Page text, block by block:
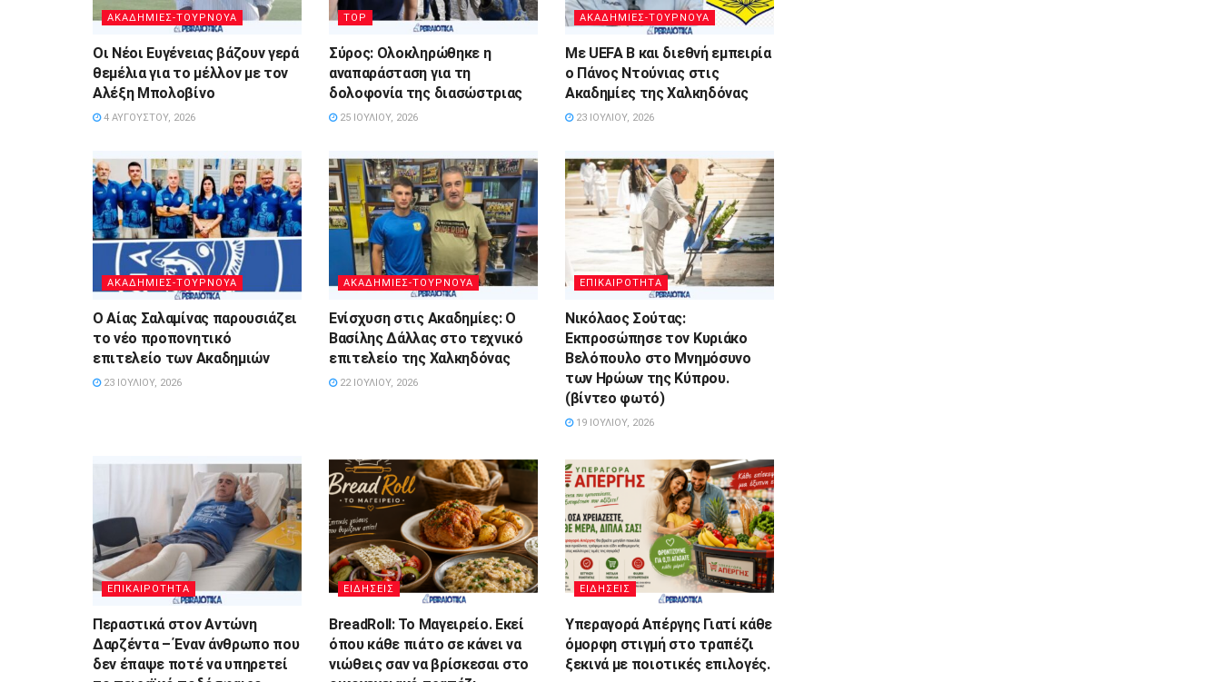
ΑΚΑΔΗΜΙΕΣ-ΤΟΥΡΝΟΥΑ
Οι Νέοι Ευγένειας βάζουν γερά
θεμέλια για το μέλλον με τον
Αλέξη Μπολοβίνο
4 ΑΥΓΟΎΣΤΟΥ, 2026
TOP
Σύρος: Ολοκληρώθηκε η
αναπαράσταση για τη
δολοφονία της διασώστριας
25 ΙΟΥΛΊΟΥ, 2026
ΑΚΑΔΗΜΙΕΣ-ΤΟΥΡΝΟΥΑ
Με UEFA B και διεθνή εμπειρία
ο Πάνος Ντούνιας στις
Ακαδημίες της Χαλκηδόνας
23 ΙΟΥΛΊΟΥ, 2026
ΑΚΑΔΗΜΙΕΣ-ΤΟΥΡΝΟΥΑ
Ο Αίας Σαλαμίνας παρουσιάζει
το νέο προπονητικό
επιτελείο των Ακαδημιών
23 ΙΟΥΛΊΟΥ, 2026
ΑΚΑΔΗΜΙΕΣ-ΤΟΥΡΝΟΥΑ
Ενίσχυση στις Ακαδημίες: Ο
Βασίλης Δάλλας στο τεχνικό
επιτελείο της Χαλκηδόνας
22 ΙΟΥΛΊΟΥ, 2026
ΕΠΙΚΑΙΡΟΤΗΤΑ
Νικόλαος Σούτας:
Εκπροσώπησε τον Κυριάκο
Βελόπουλο στο Μνημόσυνο
των Ηρώων της Κύπρου.
(βίντεο φωτό)
19 ΙΟΥΛΊΟΥ, 2026
ΕΠΙΚΑΙΡΟΤΗΤΑ
Περαστικά στον Αντώνη
Δαρζέντα – Έναν άνθρωπο που
δεν έπαψε ποτέ να υπηρετεί
ΕΙΔΗΣΕΙΣ
BreadRoll: Το Μαγειρείο. Εκεί
όπου κάθε πιάτο σε κάνει να
νιώθεις σαν να βρίσκεσαι στο
ΕΙΔΗΣΕΙΣ
Υπεραγορά Απέργης Γιατί κάθε
όμορφη στιγμή στο τραπέζι
ξεκινά με ποιοτικές επιλογές.